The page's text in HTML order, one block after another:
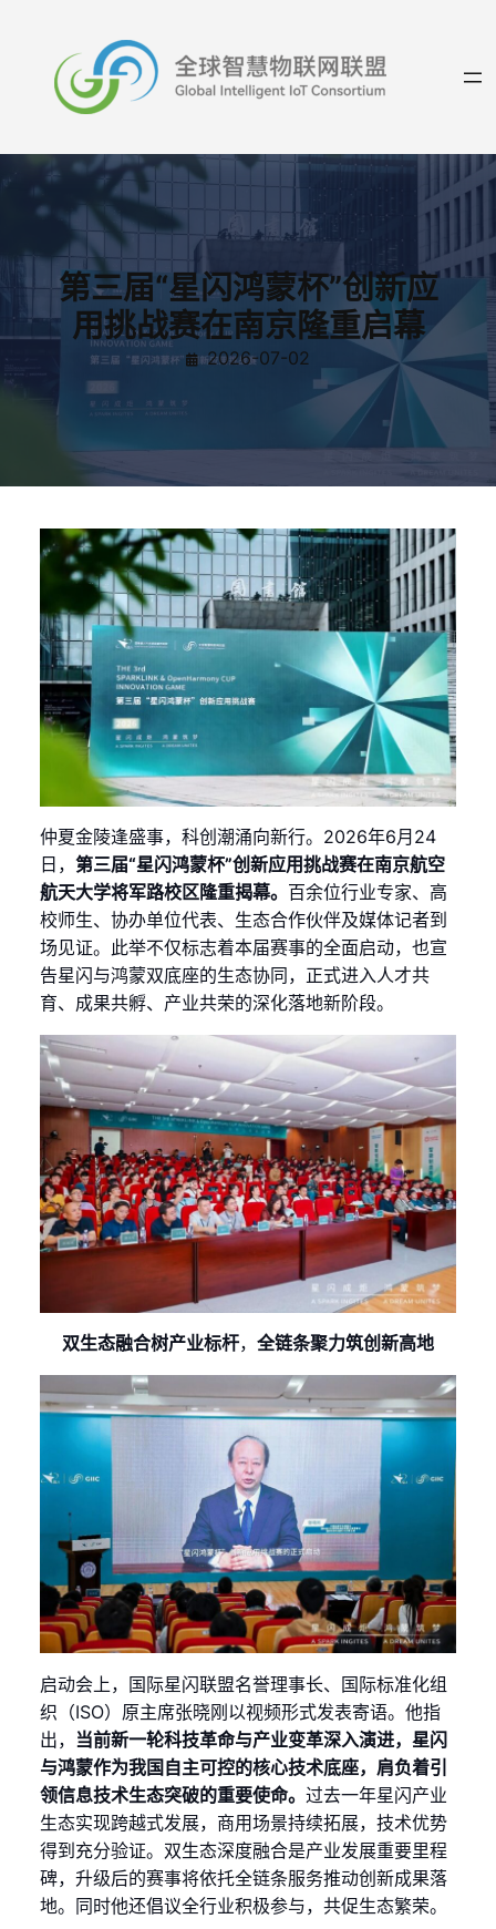
第三届“星闪鸿蒙杯”创新应
用挑战赛在南京隆重启幕
2026-07-02
仲夏金陵逢盛事，科创潮涌向新行。2026年6月24
日， 第三届“星闪鸿蒙杯”创新应用挑战赛在南京航空
航天大学将军路校区隆重揭幕。 百余位行业专家、高
校师生、协办单位代表、生态合作伙伴及媒体记者到
场见证。此举不仅标志着本届赛事的全面启动，也宣
告星闪与鸿蒙双底座的生态协同，正式进入人才共
育、成果共孵、产业共荣的深化落地新阶段。
双生态融合树产业标杆， 全链条聚力筑创新高地
启动会上，国际星闪联盟名誉理事长、国际标准化组
织（ISO）原主席张晓刚以视频形式发表寄语。他指
出， 当前新一轮科技革命与产业变革深入演进，星闪
与鸿蒙作为我国自主可控的核心技术底座，肩负着引
领信息技术生态突破的重要使命。 过去一年星闪产业
生态实现跨越式发展，商用场景持续拓展，技术优势
得到充分验证。双生态深度融合是产业发展重要里程
碑，升级后的赛事将依托全链条服务推动创新成果落
地。同时他还倡议全行业积极参与，共促生态繁荣。